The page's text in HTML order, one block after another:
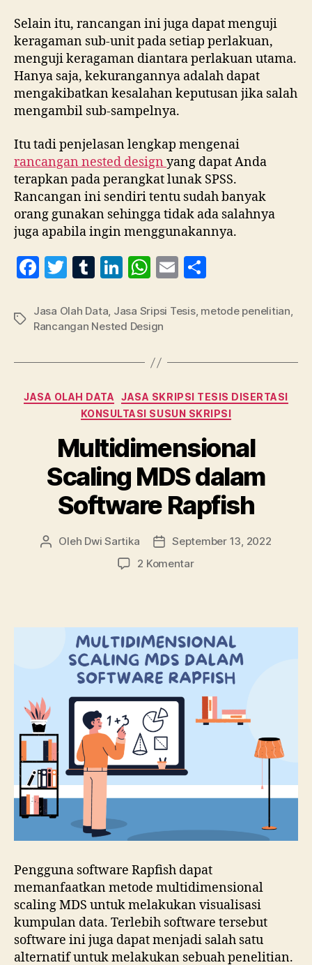
Selain itu, rancangan ini juga dapat menguji
keragaman sub-unit pada setiap perlakuan,
menguji keragaman diantara perlakuan utama.
Hanya saja, kekurangannya adalah dapat
mengakibatkan kesalahan keputusan jika salah
mengambil sub-sampelnya.
Itu tadi penjelasan lengkap mengenai
rancangan nested design yang dapat Anda
terapkan pada perangkat lunak SPSS.
Rancangan ini sendiri tentu sudah banyak
orang gunakan sehingga tidak ada salahnya
juga apabila ingin menggunakannya.
F
c
e
b
o
T
itt
er
T
m
bl
r
Li
k
e
dI
W
at
s
A
p
E
ai a
Tag
Jasa Olah Data, Jasa Sripsi Tesis, metode penelitian,
Rancangan Nested Design
Kategori
JASA OLAH DATA
JASA SKRIPSI TESIS DISERTASI
KONSULTASI SUSUN SKRIPSI
Multidimensional
Scaling MDS dalam
Software Rapfish
Penulis
Oleh Dwi Sartika
Tanggal
artikel
September 13, 2022
2 Komentarpada
dalam
Software
Rapfish
Pengguna software Rapfish dapat
memanfaatkan metode multidimensional
scaling MDS untuk melakukan visualisasi
kumpulan data. Terlebih software tersebut
software ini juga dapat menjadi salah satu
alternatif untuk melakukan sebuah penelitian.